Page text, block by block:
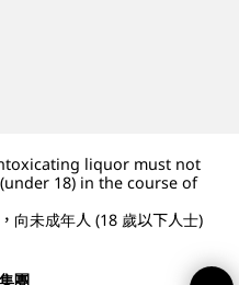
liquor must not
18) in the course of
向未成年人 (18 歲以下人士)
團